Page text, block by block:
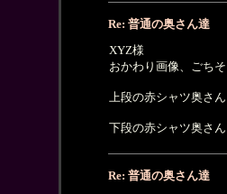
Re: 普通の奥さん達
XYZ様
おかわり画像、ごち
上段の赤シャツ奥さ
下段の赤シャツ奥さ
Re: 普通の奥さん達